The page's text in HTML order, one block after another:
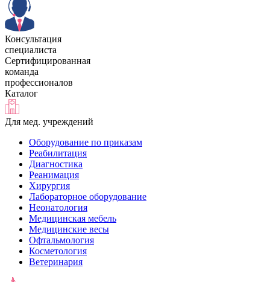
Консультация
специалиста
Сертифицированная
команда
профессионалов
Каталог
Для мед. учреждений
Оборудование по приказам
Реабилитация
Диагностика
Реанимация
Хирургия
Лабораторное оборудование
Неонатология
Медицинская мебель
Медицинские весы
Офтальмология
Косметология
Ветеринария